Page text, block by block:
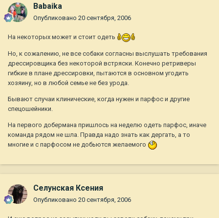
Babaika
Опубликовано 20 сентября, 2006
На некоторых может и стоит одеть
Но, к сожалению, не все собаки согласны выслушать требования
дрессировщика без некоторой встряски. Конечно ретриверы
гибкие в плане дрессировки, пытаются в основном угодить
хозяину, но в любой семье не без урода.
Бывают случаи клинические, когда нужен и парфос и другие
спецошейники.
На первого добермана пришлось на неделю одеть парфос, иначе
команда рядом не шла. Правда надо знать как дергать, а то
многие и с парфосом не добьются желаемого
Селунская Ксения
Опубликовано 20 сентября, 2006